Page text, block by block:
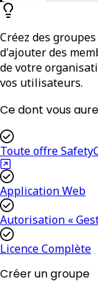
Créez des
d'ajouter des
de votre
vos utilisateurs.
Ce dont vous
Toute offre
Application Web
Autorisation «
Licence Complète
Créer un groupe